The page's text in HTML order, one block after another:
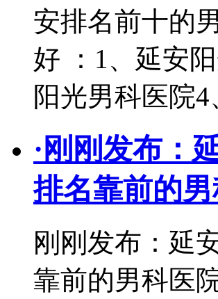
安排名前十的
好 ：1、延安
阳光男科医
· 刚刚发布：
排名靠前的
刚刚发布：延
靠前的男科医